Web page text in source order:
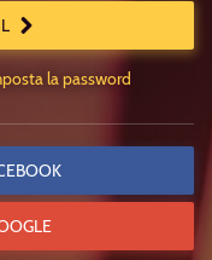
la password